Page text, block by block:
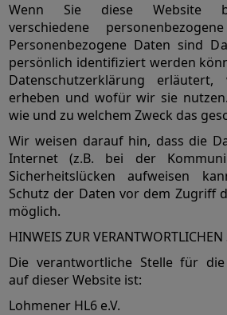
Wenn Sie diese Website
verschiedene
Personenbezogene Daten sind
persönlich identifiziert werden
Datenschutzerklärung
erheben und wofür wir sie
wie und zu welchem Zweck das
Wir weisen darauf hin, dass die
Internet (z.B. bei der
Sicherheitslücken aufweisen
Schutz der Daten vor dem Zugriff
möglich.
HINWEIS ZUR VERANTWORTLICHEN
Die verantwortliche Stelle für
auf dieser Website ist:
Lohmener HL6 e.V.